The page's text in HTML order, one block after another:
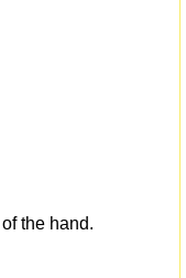
the hand.